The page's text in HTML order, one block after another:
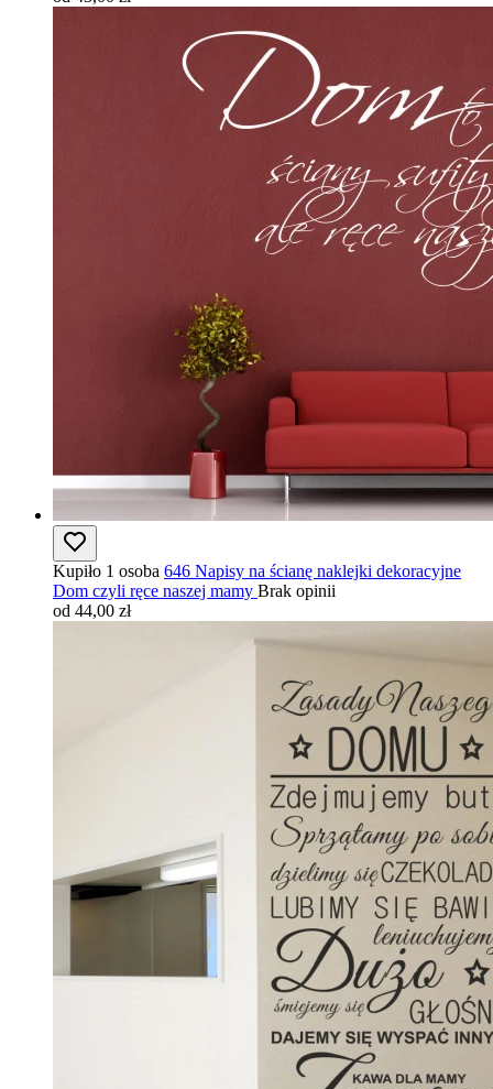
Kupiło 1 osoba 646 Napisy na ścianę naklejki dekoracyjne
Dom czyli ręce naszej mamy Brak opinii
od 44,00 zł